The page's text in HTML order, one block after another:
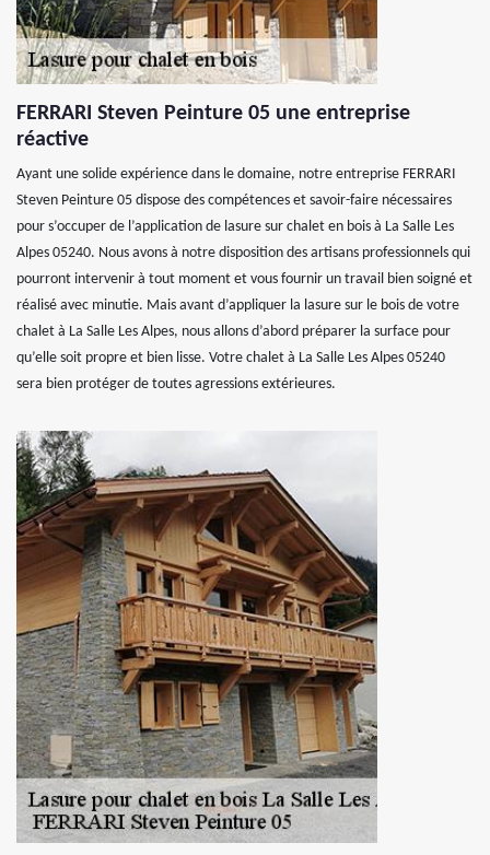
FERRARI Steven Peinture 05 une entreprise
réactive
Ayant une solide expérience dans le domaine, notre entreprise FERRARI
Steven Peinture 05 dispose des compétences et savoir-faire nécessaires
pour s’occuper de l’application de lasure sur chalet en bois à La Salle Les
Alpes 05240. Nous avons à notre disposition des artisans professionnels qui
pourront intervenir à tout moment et vous fournir un travail bien soigné et
réalisé avec minutie. Mais avant d’appliquer la lasure sur le bois de votre
chalet à La Salle Les Alpes, nous allons d’abord préparer la surface pour
qu’elle soit propre et bien lisse. Votre chalet à La Salle Les Alpes 05240
sera bien protéger de toutes agressions extérieures.